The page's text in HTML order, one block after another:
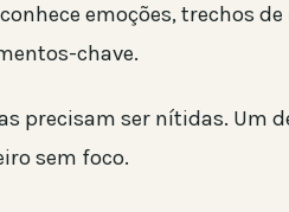
emoções, trechos
chave.
precisam ser nítidas. Um
sem foco.